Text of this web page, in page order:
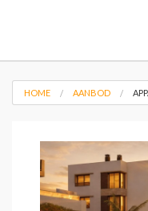
HOME AANBOD